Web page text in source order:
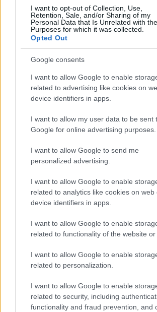
I want to opt-out of Collection, Use,
Retention, Sale, and/or Sharing of my
Personal Data that Is Unrelated with the
Purposes for which it was collected.
Opted Out
Google consents
I want to allow Google to enable
related to advertising like cookies on
device identifiers in apps.
I want to allow my user data to be sent
Google for online advertising purposes.
I want to allow Google to send me
personalized advertising.
I want to allow Google to enable
related to analytics like cookies on web
device identifiers in apps.
I want to allow Google to enable
related to functionality of the website or
I want to allow Google to enable
related to personalization.
I want to allow Google to enable
related to security, including
functionality and fraud prevention, and
Η φρίκη του Μυστρά, πώς ο
εισπράττει τη σύνταξή του, ΒΙΝΤΕΟ
πρώτες βοήθειες βήμα προς βήμα
Η Αυστρία «έλιωσε» στους 40,8°C
«Θαύμα, δεν υπάρχουν πολλοί
διάσωση του Βρετανού πιλότου
πλευρά του ισπανικού
το «τέλος του κόσμου»